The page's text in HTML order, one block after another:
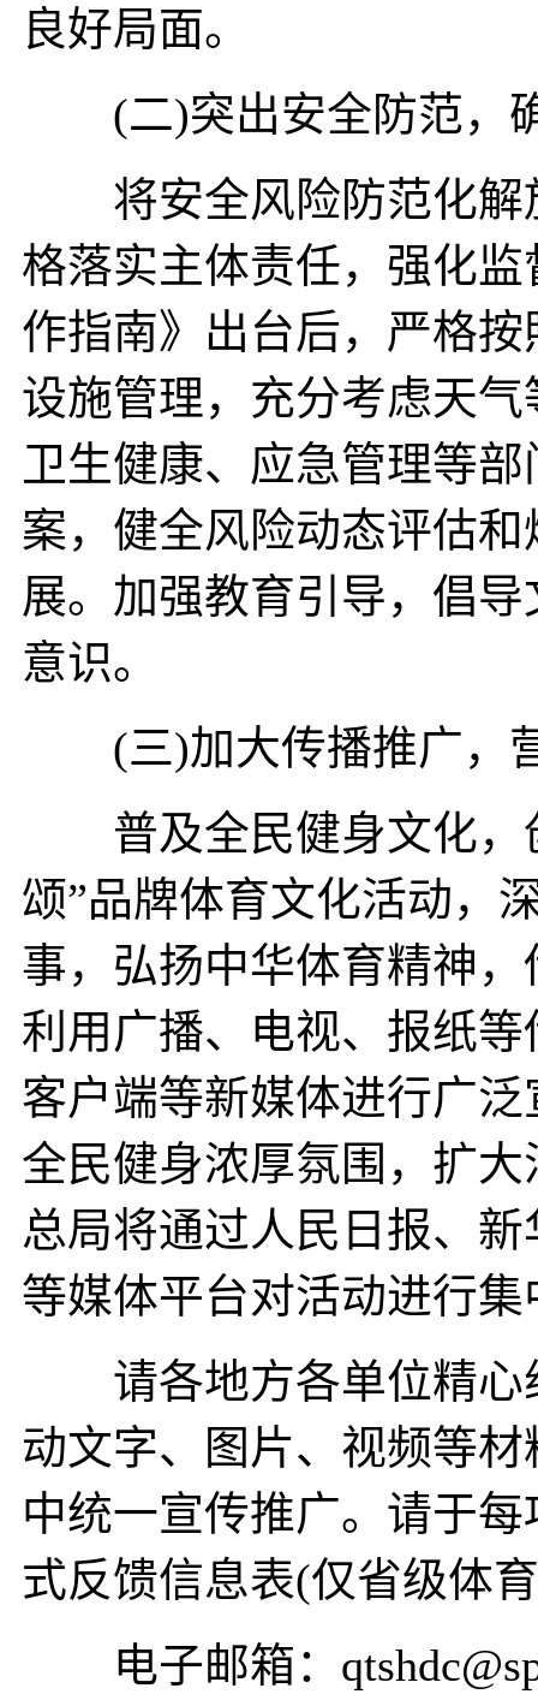
良好局面。
(二)突出安全防范，
将安全风险防范化解
格落实主体责任，强化
作指南》出台后，严格
设施管理，充分考虑天
卫生健康、应急管理等
案，健全风险动态评估
展。加强教育引导，倡
意识。
(三)加大传播推广，
普及全民健身文化，
颂”品牌体育文化活动，
事，弘扬中华体育精神
利用广播、电视、报纸
客户端等新媒体进行广
全民健身浓厚氛围，扩
总局将通过人民日报、
等媒体平台对活动进行
请各地方各单位精心
动文字、图片、视频等
中统一宣传推广。请于
式反馈信息表(仅省级体
电子邮箱：